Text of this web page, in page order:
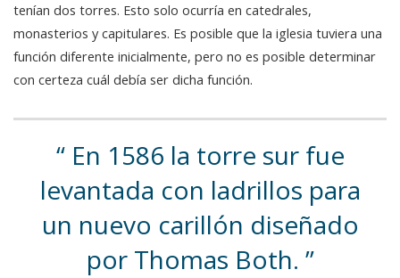
tenían dos torres. Esto solo ocurría en catedrales,
monasterios y capitulares. Es posible que la iglesia tuviera una
función diferente inicialmente, pero no es posible determinar
con certeza cuál debía ser dicha función.
En 1586 la torre sur fue
levantada con ladrillos para
un nuevo carillón diseñado
por Thomas Both.